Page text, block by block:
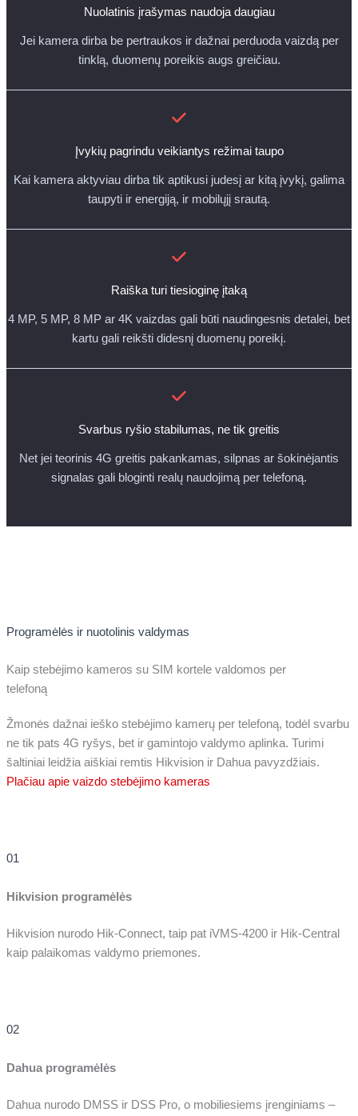
Nuolatinis įrašymas naudoja daugiau
Jei kamera dirba be pertraukos ir dažnai perduoda vaizdą per
tinklą, duomenų poreikis augs greičiau.
Įvykių pagrindu veikiantys režimai taupo
Kai kamera aktyviau dirba tik aptikusi judesį ar kitą įvykį, galima
taupyti ir energiją, ir mobilųjį srautą.
Raiška turi tiesioginę įtaką
4 MP, 5 MP, 8 MP ar 4K vaizdas gali būti naudingesnis detalei, bet
kartu gali reikšti didesnį duomenų poreikį.
Svarbus ryšio stabilumas, ne tik greitis
Net jei teorinis 4G greitis pakankamas, silpnas ar šokinėjantis
signalas gali bloginti realų naudojimą per telefoną.
Programėlės ir nuotolinis valdymas
Kaip stebėjimo kameros su SIM kortele valdomos per
telefoną
Žmonės dažnai ieško stebėjimo kamerų per telefoną, todėl svarbu
ne tik pats 4G ryšys, bet ir gamintojo valdymo aplinka. Turimi
šaltiniai leidžia aiškiai remtis Hikvision ir Dahua pavyzdžiais.
Plačiau apie vaizdo stebėjimo kameras
01
Hikvision programėlės
Hikvision nurodo Hik-Connect, taip pat iVMS-4200 ir Hik-Central
kaip palaikomas valdymo priemones.
02
Dahua programėlės
Dahua nurodo DMSS ir DSS Pro, o mobiliesiems įrenginiams –